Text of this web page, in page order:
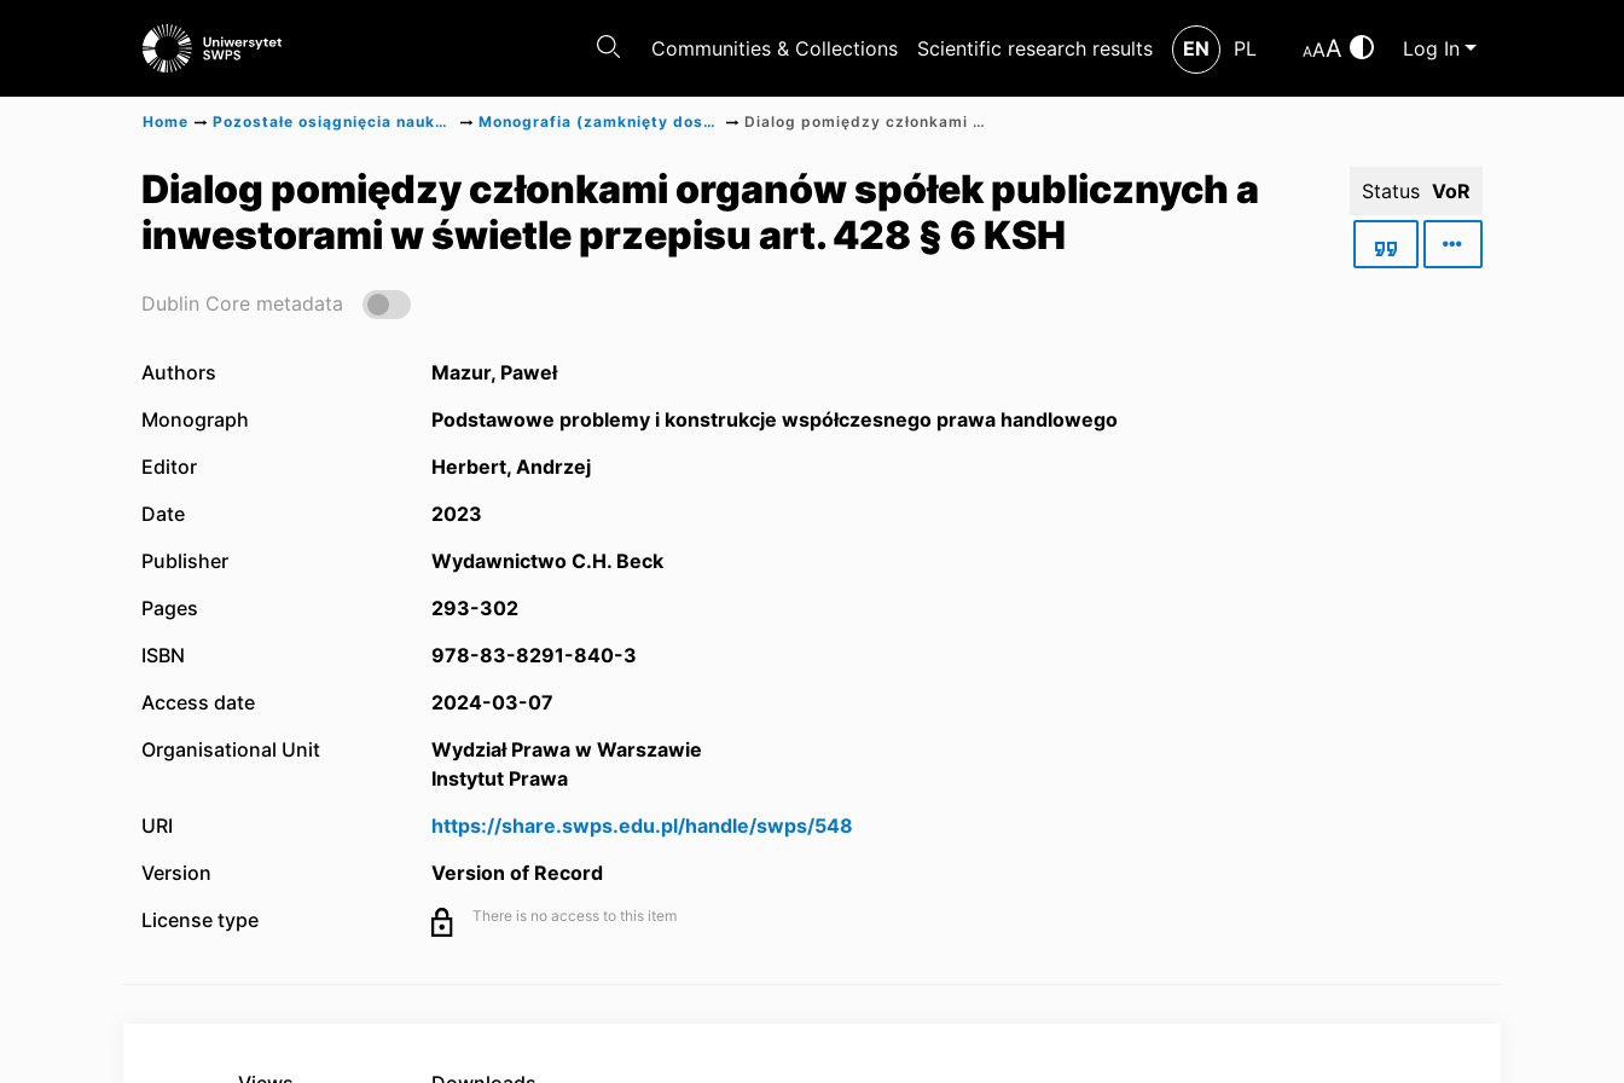
Communities & Collections Scientific research results EN PL AAA Log In
Home Pozostałe osiągnięcia naukowe Monografia (zamknięty dostęp) Dialog pomiędzy członkami organów spółek publicznych a inwestorami w świetle przepisu art. 428 § 6 KSH
Dialog pomiędzy członkami organów spółek publicznych a
inwestorami w świetle przepisu art. 428 § 6 KSH
Status VoR
Dublin Core metadata
Authors
Mazur, Paweł
Monograph
Podstawowe problemy i konstrukcje współczesnego prawa handlowego
Editor
Herbert, Andrzej
Date
2023
Publisher
Wydawnictwo C.H. Beck
Pages
293-302
ISBN
978-83-8291-840-3
Access date
2024-03-07
Organisational Unit
Wydział Prawa w Warszawie
Instytut Prawa
URI
https://share.swps.edu.pl/handle/swps/548
Version
Version of Record
License type
There is no access to this item